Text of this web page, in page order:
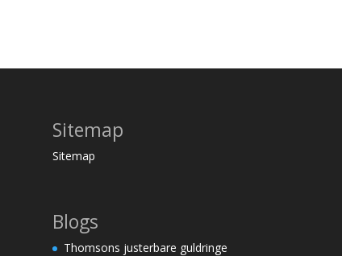
Sitemap
Sitemap
Blogs
Thomsons justerbare guldringe